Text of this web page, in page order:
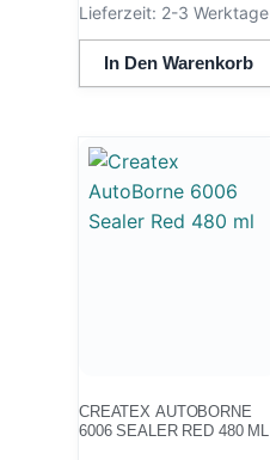
Lieferzeit: 2-3 Werktage
In Den Warenkorb
CREATEX AUTOBORNE
6006 SEALER RED 480 ML